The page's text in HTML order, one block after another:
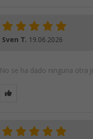
Sven T. 19.06.2026
No se ha dado ninguna otra